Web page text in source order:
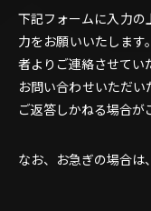
下記フォームに入力の
力をお願いいたしま
者よりご連絡させてい
お問い合わせいただい
ご返答しかねる場合が
なお、お急ぎの場合は